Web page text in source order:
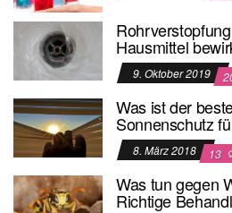
Hausmittel
9. Oktober 2019
Was ist der
Sonnenschutz
8. März 2018 13
Was tun gegen
Richtige